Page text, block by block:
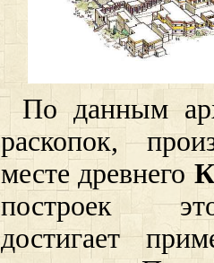
По данным
раскопок,
месте древнего
построек
достигает